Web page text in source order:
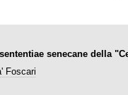
senecane della
Foscari